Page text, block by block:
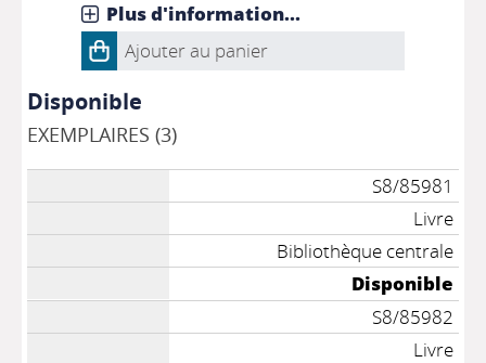
Plus d'information...
Ajouter au panier
Disponible
EXEMPLAIRES (3)
S8/85981
Livre
Bibliothèque centrale
Disponible
S8/85982
Livre